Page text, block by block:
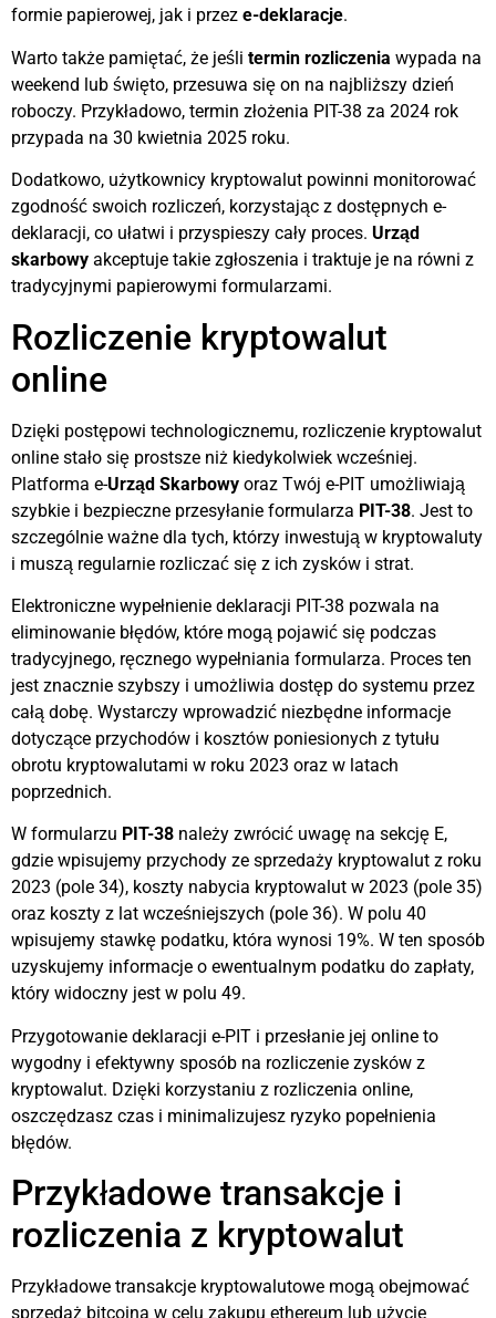
formie papierowej, jak i przez e-deklaracje.
Warto także pamiętać, że jeśli termin rozliczenia wypada na
weekend lub święto, przesuwa się on na najbliższy dzień
roboczy. Przykładowo, termin złożenia PIT-38 za 2024 rok
przypada na 30 kwietnia 2025 roku.
Dodatkowo, użytkownicy kryptowalut powinni monitorować
zgodność swoich rozliczeń, korzystając z dostępnych e-
deklaracji, co ułatwi i przyspieszy cały proces. Urząd
skarbowy akceptuje takie zgłoszenia i traktuje je na równi z
tradycyjnymi papierowymi formularzami.
Rozliczenie kryptowalut
online
Dzięki postępowi technologicznemu, rozliczenie kryptowalut
online stało się prostsze niż kiedykolwiek wcześniej.
Platforma e-Urząd Skarbowy oraz Twój e-PIT umożliwiają
szybkie i bezpieczne przesyłanie formularza PIT-38. Jest to
szczególnie ważne dla tych, którzy inwestują w kryptowaluty
i muszą regularnie rozliczać się z ich zysków i strat.
Elektroniczne wypełnienie deklaracji PIT-38 pozwala na
eliminowanie błędów, które mogą pojawić się podczas
tradycyjnego, ręcznego wypełniania formularza. Proces ten
jest znacznie szybszy i umożliwia dostęp do systemu przez
całą dobę. Wystarczy wprowadzić niezbędne informacje
dotyczące przychodów i kosztów poniesionych z tytułu
obrotu kryptowalutami w roku 2023 oraz w latach
poprzednich.
W formularzu PIT-38 należy zwrócić uwagę na sekcję E,
gdzie wpisujemy przychody ze sprzedaży kryptowalut z roku
2023 (pole 34), koszty nabycia kryptowalut w 2023 (pole 35)
oraz koszty z lat wcześniejszych (pole 36). W polu 40
wpisujemy stawkę podatku, która wynosi 19%. W ten sposób
uzyskujemy informacje o ewentualnym podatku do zapłaty,
który widoczny jest w polu 49.
Przygotowanie deklaracji e-PIT i przesłanie jej online to
wygodny i efektywny sposób na rozliczenie zysków z
kryptowalut. Dzięki korzystaniu z rozliczenia online,
oszczędzasz czas i minimalizujesz ryzyko popełnienia
błędów.
Przykładowe transakcje i
rozliczenia z kryptowalut
Przykładowe transakcje kryptowalutowe mogą obejmować
sprzedaż bitcoina w celu zakupu ethereum lub użycie